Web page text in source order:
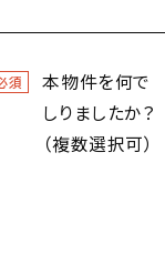
須
本物件を何で
しりましたか？
（複数選択可）